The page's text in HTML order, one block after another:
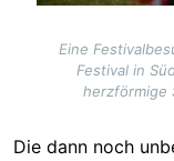
Eine
Festival in
herzförmige
Die dann noch